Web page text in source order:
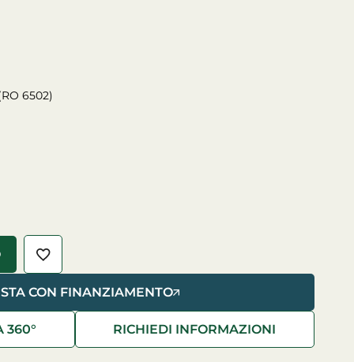
6502)
CON FINANZIAMENTO
360° RICHIEDI INFORMAZIONI